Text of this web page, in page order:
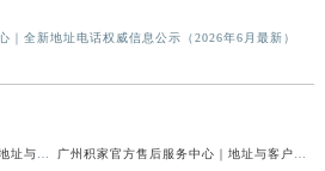
｜全新地址电话权威信息公示（2026年6月最新）